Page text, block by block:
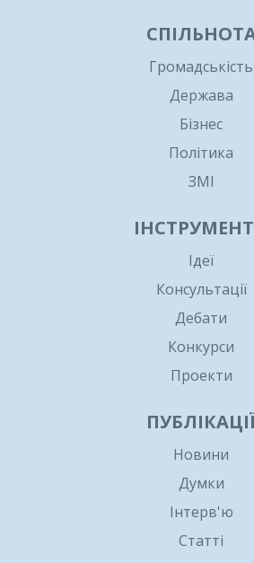
Громадськість
Держава
Бізнес
Політика
ЗМІ
Ідеї
Консультації
Дебати
Конкурси
Проекти
Новини
Думки
Інтерв'ю
Статті